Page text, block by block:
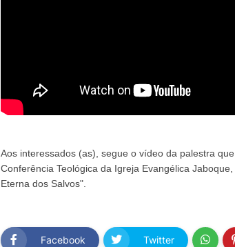
Aos interessados (as), segue o vídeo da palestra
Conferência Teológica da Igreja Evangélica
Eterna dos Salvos".
Facebook Twitter